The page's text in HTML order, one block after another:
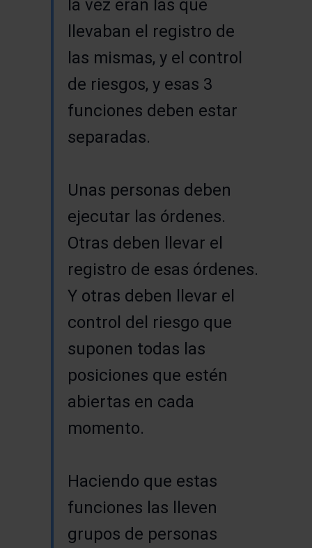
la vez eran las que
llevaban el registro de
las mismas, y el control
de riesgos, y esas 3
funciones deben estar
separadas.
Unas personas deben
ejecutar las órdenes.
Otras deben llevar el
registro de esas órdenes.
Y otras deben llevar el
control del riesgo que
suponen todas las
posiciones que estén
abiertas en cada
momento.
Haciendo que estas
funciones las lleven
grupos de personas